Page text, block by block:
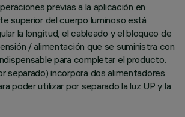
previas a la aplicación en
superior del cuerpo luminoso está
la longitud, el cableado y el bloqueo de
/ alimentación que se suministra con
para completar el producto.
separado) incorpora dos alimentadores
poder utilizar por separado la luz UP y la